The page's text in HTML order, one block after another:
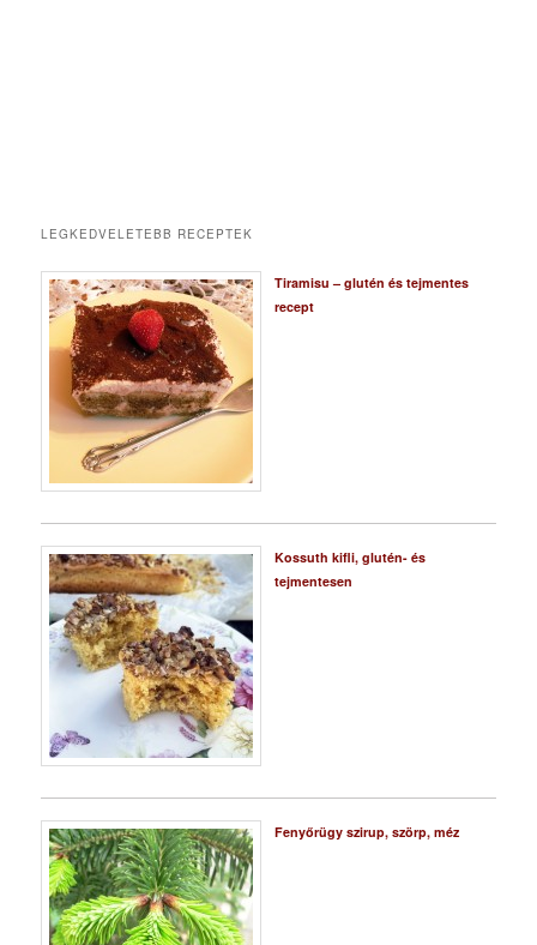
LEGKEDVELETEBB RECEPTEK
Tiramisu – glutén és tejmentes
recept
Kossuth kifli, glutén- és
tejmentesen
Fenyőrügy szirup, szörp, méz